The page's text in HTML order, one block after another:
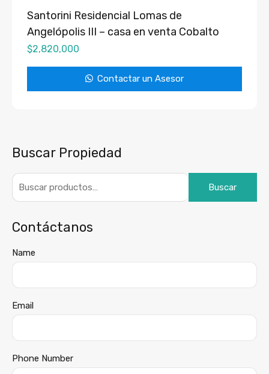
Santorini Residencial Lomas de
Angelópolis III – casa en venta Cobalto
$2,820,000
Contactar un Asesor
Buscar Propiedad
Buscar
Contáctanos
Name
Email
Phone Number